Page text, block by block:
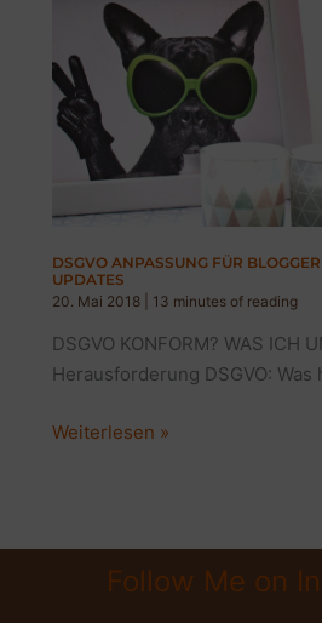
DSGVO ANPASSUNG FÜR
UPDATES
20. Mai 2018
13 minutes of reading
DSGVO KONFORM? WAS ICH
Herausforderung DSGVO: Was
DSGVO
|
Weiterlesen »
Follow Me on